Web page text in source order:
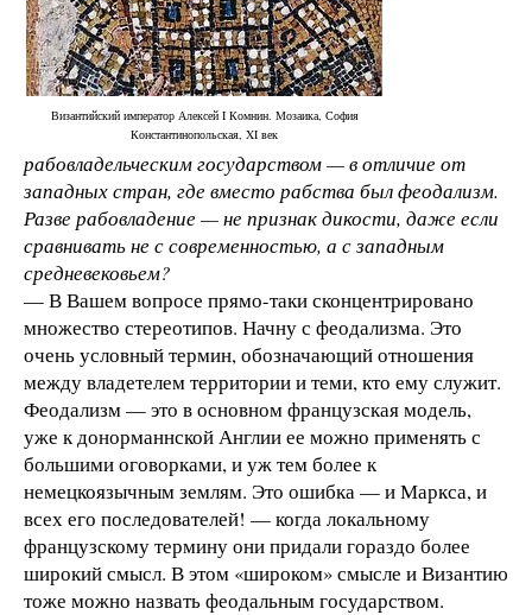
Византийский император Алексей I Комнин. Мозаика, София
Константинопольская, XI век
рабовладельческим государством — в отличие от
западных стран, где вместо рабства был феодализм.
Разве рабовладение — не признак дикости, даже если
сравнивать не с современностью, а с западным
средневековьем?
— В Вашем вопросе прямо-таки сконцентрировано
множество стереотипов. Начну с феодализма. Это
очень условный термин, обозначающий отношения
между владетелем территории и теми, кто ему служит.
Феодализм — это в основном французская модель,
уже к донорманнской Англии ее можно применять с
большими оговорками, и уж тем более к
немецкоязычным землям. Это ошибка — и Маркса, и
всех его последователей! — когда локальному
французскому термину они придали гораздо более
широкий смысл. В этом «широком» смысле и Византию
тоже можно назвать феодальным государством.